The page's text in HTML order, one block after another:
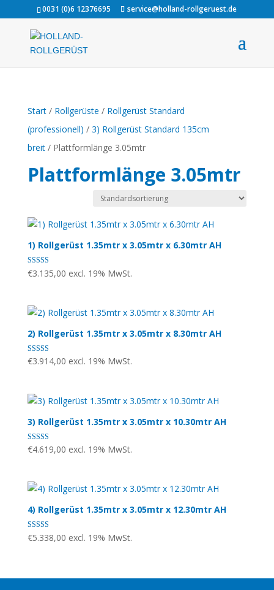
0031 (0)6 12376695 service@holland-rollgeruest.de
Start/ Rollgerüste / Rollgerüst Standard
(professionell) / 3) Rollgerüst Standard 135cm
breit/ Plattformlänge 3.05mtr
Plattformlänge 3.05mtr
1) Rollgerüst 1.35mtr x 3.05mtr x 6.30mtr AH
Bewertet mit
4.75
€3.135,00 excl. 19% MwSt.
2) Rollgerüst 1.35mtr x 3.05mtr x 8.30mtr AH
Bewertet mit
4.71
€3.914,00 excl. 19% MwSt.
3) Rollgerüst 1.35mtr x 3.05mtr x 10.30mtr AH
Bewertet mit
4.80
€4.619,00 excl. 19% MwSt.
4) Rollgerüst 1.35mtr x 3.05mtr x 12.30mtr AH
Bewertet mit
4.71
€5.338,00 excl. 19% MwSt.